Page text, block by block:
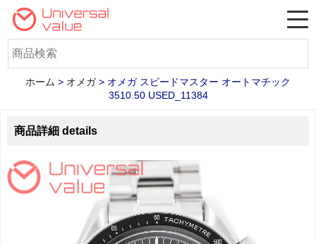
ホーム > オメガ> オメガ スピードマスター オートマチック
3510.50 USED_11384
商品詳細 details